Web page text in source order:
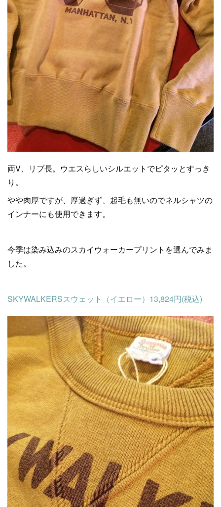
両V、リブ長。ウエスらしいシルエットでピタッとすっき
り。
やや肉厚ですが、厚過ぎず、起毛も無いのでネルシャツの
インナーにも使用できます。
今季は染み込みのスカイウォーカープリントを選んでみま
した。
SKYWALKERSスウェット（イエロー）13,824円(税込)